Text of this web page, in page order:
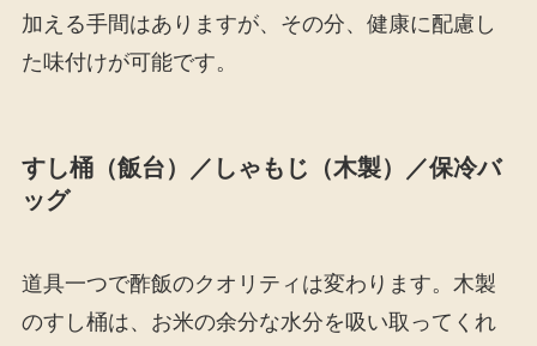
加える手間はありますが、その分、健康に配慮し
た味付けが可能です。
すし桶（飯台）／しゃもじ（木製）／保冷バ
ッグ
道具一つで酢飯のクオリティは変わります。木製
のすし桶は、お米の余分な水分を吸い取ってくれ